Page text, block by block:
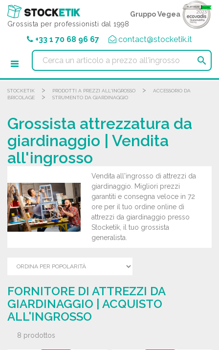
Grossista per professionisti dal 1998
Gruppo Vegea
+33 1 70 68 96 67 contact@stocketik.it

STOCKETIK > PRODOTTI A PREZZI ALL'INGROSSO >
ACCESSORIO DA
BRICOLAGE
> STRUMENTO DA GIARDINAGGIO
Grossista attrezzatura da
giardinaggio | Vendita
all'ingrosso
Vendita all'ingrosso di attrezzi da
giardinaggio. Migliori prezzi
garantiti e consegna veloce in 72
ore per il tuo ordine online di
attrezzi da giardinaggio presso
Stocketik, il tuo grossista
generalista.
FORNITORE DI ATTREZZI DA
GIARDINAGGIO | ACQUISTO
ALL'INGROSSO
8 prodottos
Pannello di gestione dei cookies